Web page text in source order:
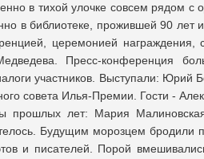
в тихой улочке совсем рядом с
в библиотеке, прожившей 90 лет
церемонией награждения,
Пресс-конференция
участников. Выступали: Юрий
совета Илья-Премии. Гости -
прошлых лет: Мария
Будущим морозцем бродили
и писателей. Порой